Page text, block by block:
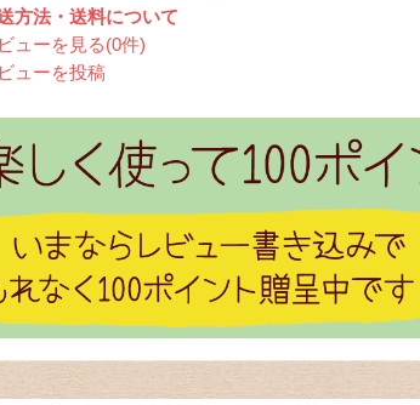
方法・送料について
ューを見る(0件)
ューを投稿